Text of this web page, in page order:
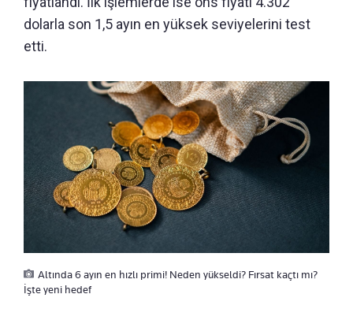
dolarla son 1,5 ayın en yüksek seviyelerini test
etti.
Altında 6 ayın en hızlı primi! Neden yükseldi? Fırsat kaçtı mı?
İşte yeni hedef